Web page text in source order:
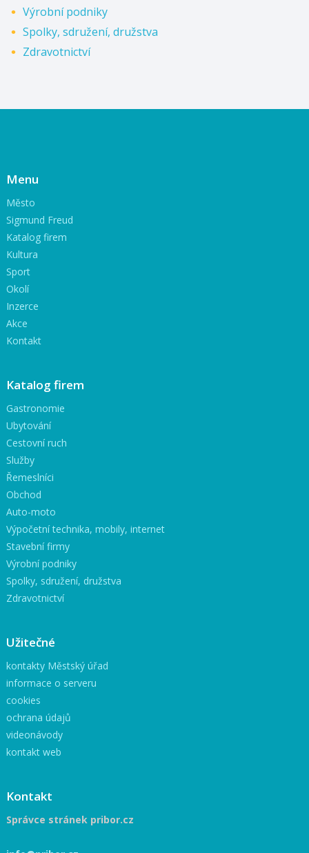
Výrobní podniky
Spolky, sdružení, družstva
Zdravotnictví
Menu
Město
Sigmund Freud
Katalog firem
Kultura
Sport
Okolí
Inzerce
Akce
Kontakt
Katalog firem
Gastronomie
Ubytování
Cestovní ruch
Služby
Řemeslníci
Obchod
Auto-moto
Výpočetní technika, mobily, internet
Stavební firmy
Výrobní podniky
Spolky, sdružení, družstva
Zdravotnictví
Užitečné
kontakty Městský úřad
informace o serveru
cookies
ochrana údajů
videonávody
kontakt web
Kontakt
Správce stránek pribor.cz